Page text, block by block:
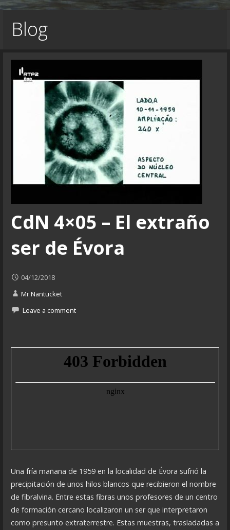
Blog
CdN 4×05 – El extraño
ser de Évora
04/12/2018
Mr Nantucket
Leave a comment
Una fría mañana de 1959 en la localidad de Évora sufrió la
precipitación de unos hilos blancos que recibieron el nombre
de fibralvina. Entre estas fibras unos profesores de un centro
de formación cercano localizaron un ser que interpretaron
como presunto extraterrestre. Estas muestras, trasladadas a